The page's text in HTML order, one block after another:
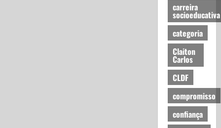
carreira
socioeducativa
categoria
Claiton
Carlos
CLDF
compromisso
confiança